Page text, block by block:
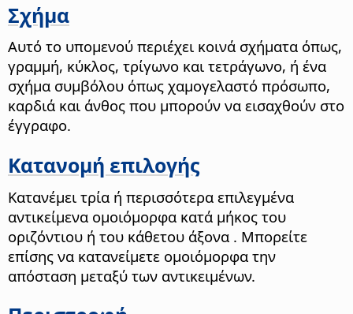
Σχήμα
Αυτό το υπομενού περιέχει κοινά σχήματα όπως,
γραμμή, κύκλος, τρίγωνο και τετράγωνο, ή ένα
σχήμα συμβόλου όπως χαμογελαστό πρόσωπο,
καρδιά και άνθος που μπορούν να εισαχθούν στο
έγγραφο.
Κατανομή επιλογής
Κατανέμει τρία ή περισσότερα επιλεγμένα
αντικείμενα ομοιόμορφα κατά μήκος του
οριζόντιου ή του κάθετου άξονα . Μπορείτε
επίσης να κατανείμετε ομοιόμορφα την
απόσταση μεταξύ των αντικειμένων.